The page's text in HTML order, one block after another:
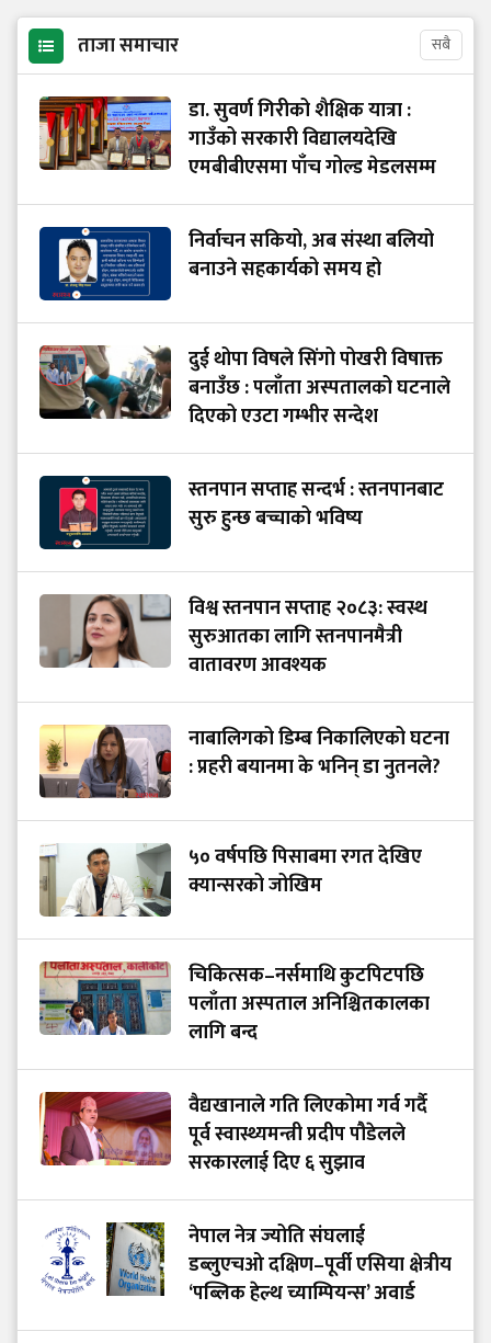
ताजा समाचार सबै
डा. सुवर्ण गिरीको शैक्षिक यात्रा :
गाउँको सरकारी विद्यालयदेखि
एमबीबीएसमा पाँच गोल्ड मेडलसम्म
निर्वाचन सकियो, अब संस्था बलियो
बनाउने सहकार्यको समय हो
दुई थोपा विषले सिंगो पोखरी विषाक्त
बनाउँछ : पलाँता अस्पतालको घटनाले
दिएको एउटा गम्भीर सन्देश
स्तनपान सप्ताह सन्दर्भ : स्तनपानबाट
सुरु हुन्छ बच्चाको भविष्य
विश्व स्तनपान सप्ताह २०८३: स्वस्थ
सुरुआतका लागि स्तनपानमैत्री
वातावरण आवश्यक
नाबालिगको डिम्ब निकालिएको घटना
: प्रहरी बयानमा के भनिन् डा नुतनले?
५० वर्षपछि पिसाबमा रगत देखिए
क्यान्सरको जोखिम
चिकित्सक–नर्समाथि कुटपिटपछि
पलाँता अस्पताल अनिश्चितकालका
लागि बन्द
वैद्यखानाले गति लिएकोमा गर्व गर्दै
पूर्व स्वास्थ्यमन्त्री प्रदीप पौडेलले
सरकारलाई दिए ६ सुझाव
नेपाल नेत्र ज्योति संघलाई
डब्लुएचओ दक्षिण–पूर्वी एसिया क्षेत्रीय
‘पब्लिक हेल्थ च्याम्पियन्स’ अवार्ड